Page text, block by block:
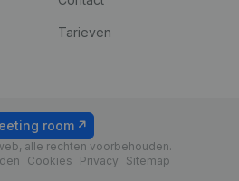
Tarieven
alle rechten voorbehouden.
Cookies Privacy Sitemap
room